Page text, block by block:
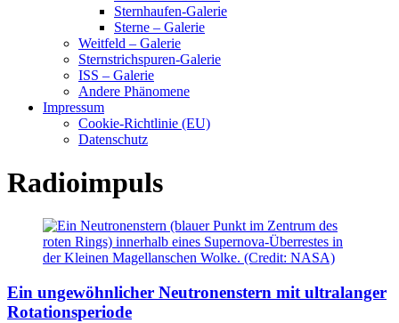
Sternhaufen-Galerie
Sterne – Galerie
Weitfeld – Galerie
Sternstrichspuren-Galerie
ISS – Galerie
Andere Phänomene
Impressum
Cookie-Richtlinie (EU)
Datenschutz
Radioimpuls
Ein ungewöhnlicher Neutronenstern mit ultralanger
Rotationsperiode